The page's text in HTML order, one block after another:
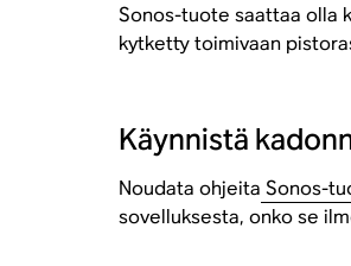
Sonos-tuote saattaa olla
kytketty toimivaan
Käynnistä
Noudata ohjeita Sonos-
sovelluksesta, onko se